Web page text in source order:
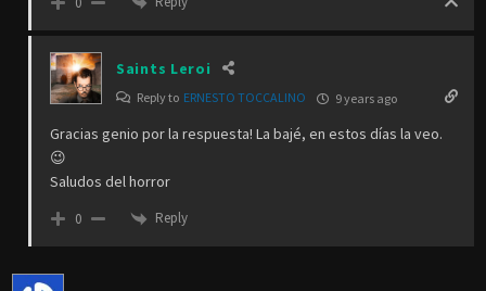
Reply
Saints Leroi
Gracias genio por la respuesta! La bajé, en estos días la veo.